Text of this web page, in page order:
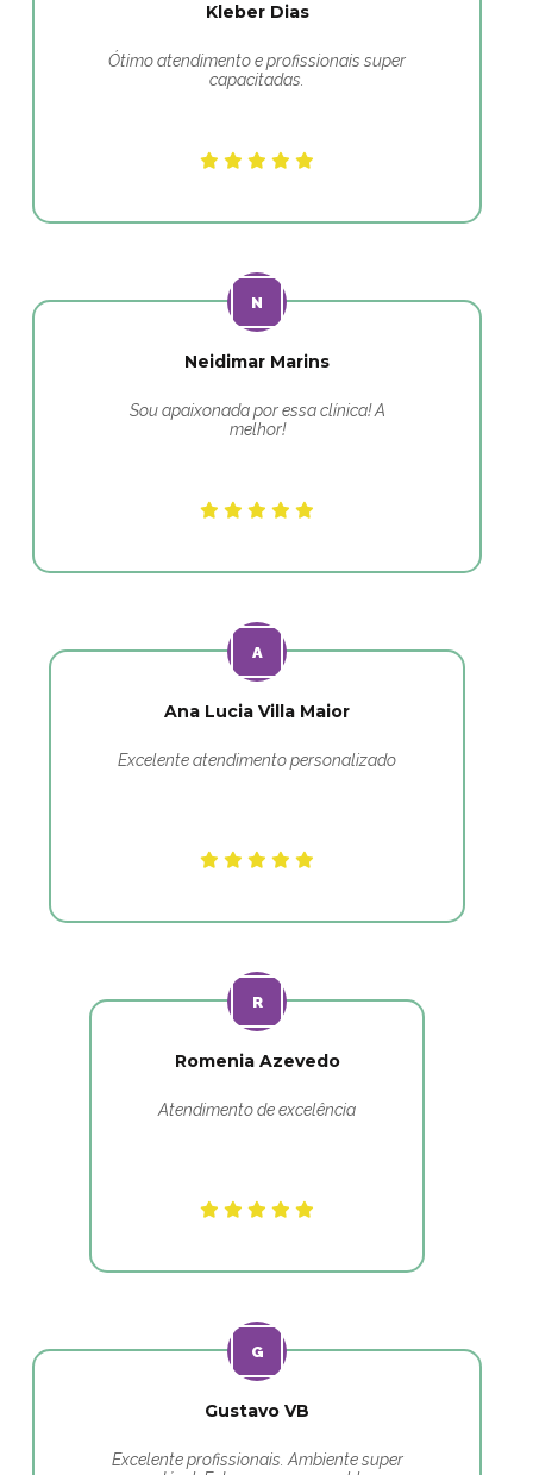
Kleber Dias
Ótimo atendimento e profissionais super
capacitadas.
Neidimar Marins
Sou apaixonada por essa clínica! A
melhor!
Ana Lucia Villa Maior
Excelente atendimento personalizado
Romenia Azevedo
Atendimento de excelência
Gustavo VB
Excelente profissionais. Ambiente super